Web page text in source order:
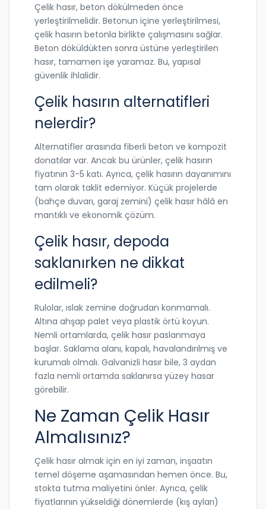
Çelik hasır, beton dökülmeden önce
yerleştirilmelidir. Betonun içine yerleştirilmesi,
çelik hasırın betonla birlikte çalışmasını sağlar.
Beton döküldükten sonra üstüne yerleştirilen
hasır, tamamen işe yaramaz. Bu, yapısal
güvenlik ihlalidir.
Çelik hasırın alternatifleri
nelerdir?
Alternatifler arasında fiberli beton ve kompozit
donatılar var. Ancak bu ürünler, çelik hasırın
fiyatının 3-5 katı. Ayrıca, çelik hasırın dayanımını
tam olarak taklit edemiyor. Küçük projelerde
(bahçe duvarı, garaj zemini) çelik hasır hâlâ en
mantıklı ve ekonomik çözüm.
Çelik hasır, depoda
saklanırken ne dikkat
edilmeli?
Rulolar, ıslak zemine doğrudan konmamalı.
Altına ahşap palet veya plastik örtü koyun.
Nemli ortamlarda, çelik hasır paslanmaya
başlar. Saklama alanı, kapalı, havalandırılmış ve
kurumalı olmalı. Galvanizli hasır bile, 3 aydan
fazla nemli ortamda saklanırsa yüzey hasar
görebilir.
Ne Zaman Çelik Hasır
Almalısınız?
Çelik hasır almak için en iyi zaman, inşaatın
temel döşeme aşamasından hemen önce. Bu,
stokta tutma maliyetini önler. Ayrıca, çelik
fiyatlarının yükseldiği dönemlerde (kış ayları)